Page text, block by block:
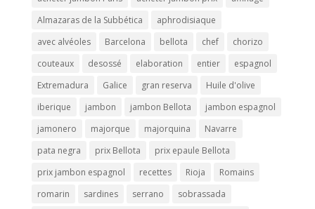
Almazaras de la Subbética
aphrodisiaque
avec alvéoles
Barcelona bellota chef
chorizo
couteaux
desossé elaboration entier
espagnol
Extremadura
Galice gran reserva
Huile d'olive
iberique
jambon jambon Bellota
jambon espagnol
jamonero
majorque majorquina
Navarre
pata negra
prix Bellota
prix epaule Bellota
prix jambon espagnol
recettes Rioja
Romains
romarin
sardines serrano
sobrassada